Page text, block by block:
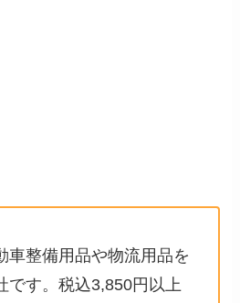
車整備用品や物流用品を
です。税込3,850円以上